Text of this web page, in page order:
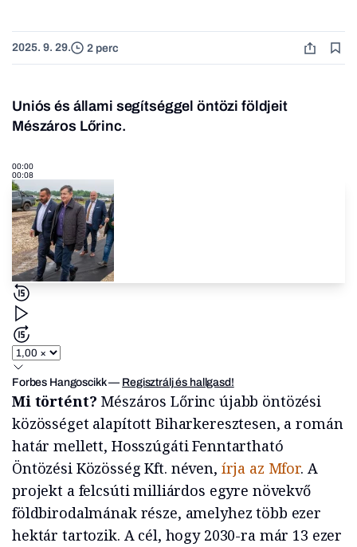
2025. 9. 29. 2 perc
Uniós és állami segítséggel öntözi földjeit
Mészáros Lőrinc.
00:00
00:08
Forbes Hangoscikk— Regisztrálj és hallgasd!
Mi történt? Mészáros Lőrinc újabb öntözési
közösséget alapított Biharkeresztesen, a román
határ mellett, Hosszúgáti Fenntartható
Öntözési Közösség Kft. néven, írja az Mfor. A
projekt a felcsúti milliárdos egyre növekvő
földbirodalmának része, amelyhez több ezer
hektár tartozik. A cél, hogy 2030-ra már 13 ezer